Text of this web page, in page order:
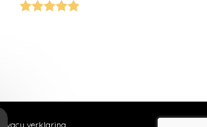
Privacy verklaring